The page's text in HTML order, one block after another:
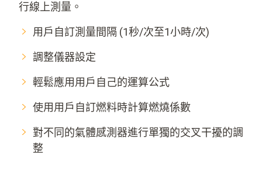
行線上測量。
用戶自訂測量間隔 (1秒/次至1小時/次)
調整儀器設定
輕鬆應用用戶自己的運算公式
使用用戶自訂燃料時計算燃燒係數
對不同的氣體感測器進行單獨的交叉干擾的調
整